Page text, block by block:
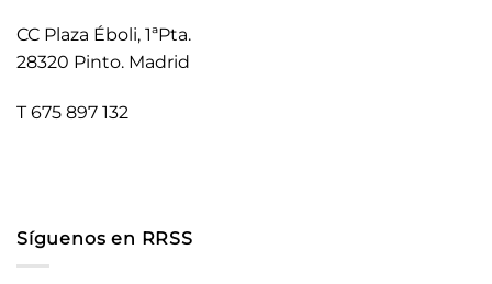
CC Plaza Éboli, 1ªPta.
28320 Pinto. Madrid
T 675 897 132
Síguenos en RRSS